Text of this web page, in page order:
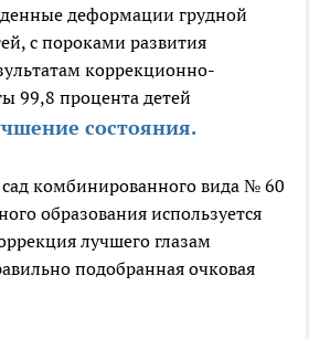
деформации грудной
с пороками развития
коррекционно-
99,8 процента детей
состояния.
комбинированного вида № 60
образования используется
лучшего глазам
подобранная очковая